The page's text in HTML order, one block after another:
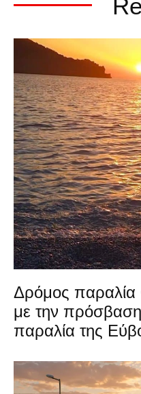
Δρόμος παραλία
με την πρόσβαση
παραλία της